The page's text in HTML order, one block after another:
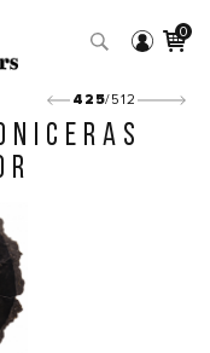
0
425/512